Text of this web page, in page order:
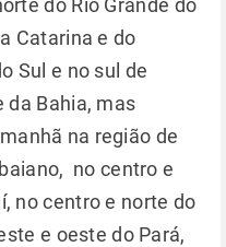
do Rio Grande do
Catarina e do
Sul e no sul de
da Bahia, mas
na região de
no centro e
no centro e norte do
e oeste do Pará,